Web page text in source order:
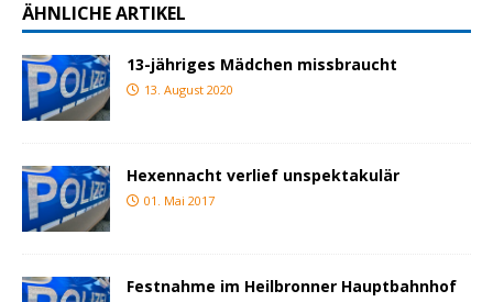
ÄHNLICHE ARTIKEL
13-jähriges Mädchen missbraucht
13. August 2020
Hexennacht verlief unspektakulär
01. Mai 2017
Festnahme im Heilbronner Hauptbahnhof